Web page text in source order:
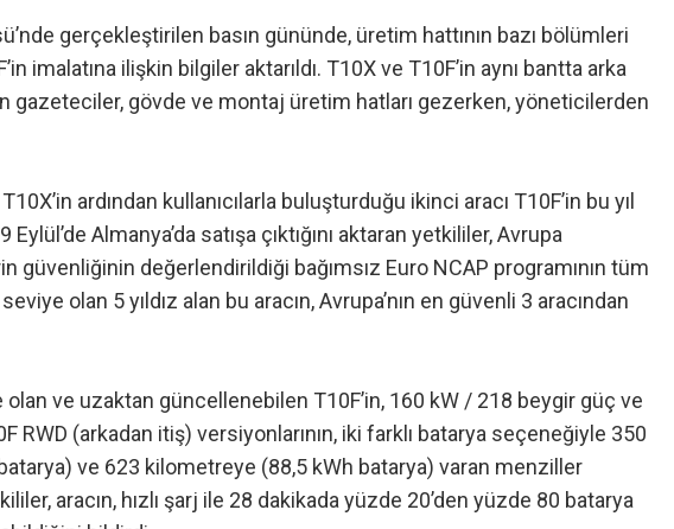
gerçekleştirilen basın gününde, üretim hattının bazı bölümleri
imalatına ilişkin bilgiler aktarıldı. T10X ve T10F’in aynı bantta arka
gazeteciler, gövde ve montaj üretim hatları gezerken, yöneticilerden
ardından kullanıcılarla buluşturduğu ikinci aracı T10F’in bu yıl
Eylül’de Almanya’da satışa çıktığını aktaran yetkililer, Avrupa
güvenliğinin değerlendirildiği bağımsız Euro NCAP programının tüm
olan 5 yıldız alan bu aracın, Avrupa’nın en güvenli 3 aracından
ve uzaktan güncellenebilen T10F’in, 160 kW / 218 beygir güç ve
RWD (arkadan itiş) versiyonlarının, iki farklı batarya seçeneğiyle 350
ve 623 kilometreye (88,5 kWh batarya) varan menziller
aracın, hızlı şarj ile 28 dakikada yüzde 20’den yüzde 80 batarya